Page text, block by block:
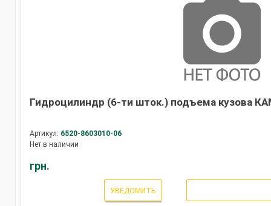
Гидроцилиндр (6-ти шток.) подъема кузова
Артикул: 6520-8603010-06
Нет в наличии
грн.
УВЕДОМИТЬ